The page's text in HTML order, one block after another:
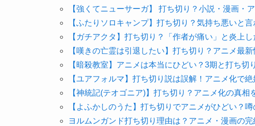
【強くてニューサーガ】 打ち切り？小説・漫画・
【ふたりソロキャンプ】打ち切り？気持ち悪いと
【ガチアクタ】打ち切り？「作者が痛い」と炎上し
【嘆きの亡霊は引退したい】打ち切り？アニメ最新
【暗殺教室】アニメは本当にひどい？3期と打ち切
【ユアフォルマ】打ち切り説は誤解！アニメ化で絶
【神統記(テオゴニア)】打ち切り？アニメ化の真相
【よふかしのうた】打ち切りでアニメがひどい？噂
ヨルムンガンド打ち切り理由は？アニメ・漫画の完